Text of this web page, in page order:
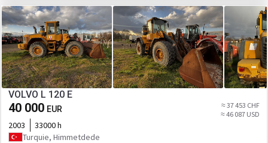
VOLVO L 120 E
40 000 EUR
≈ 37 453 CHF
≈ 46 087 USD
2003
33000 h
Turquie, Himmetdede